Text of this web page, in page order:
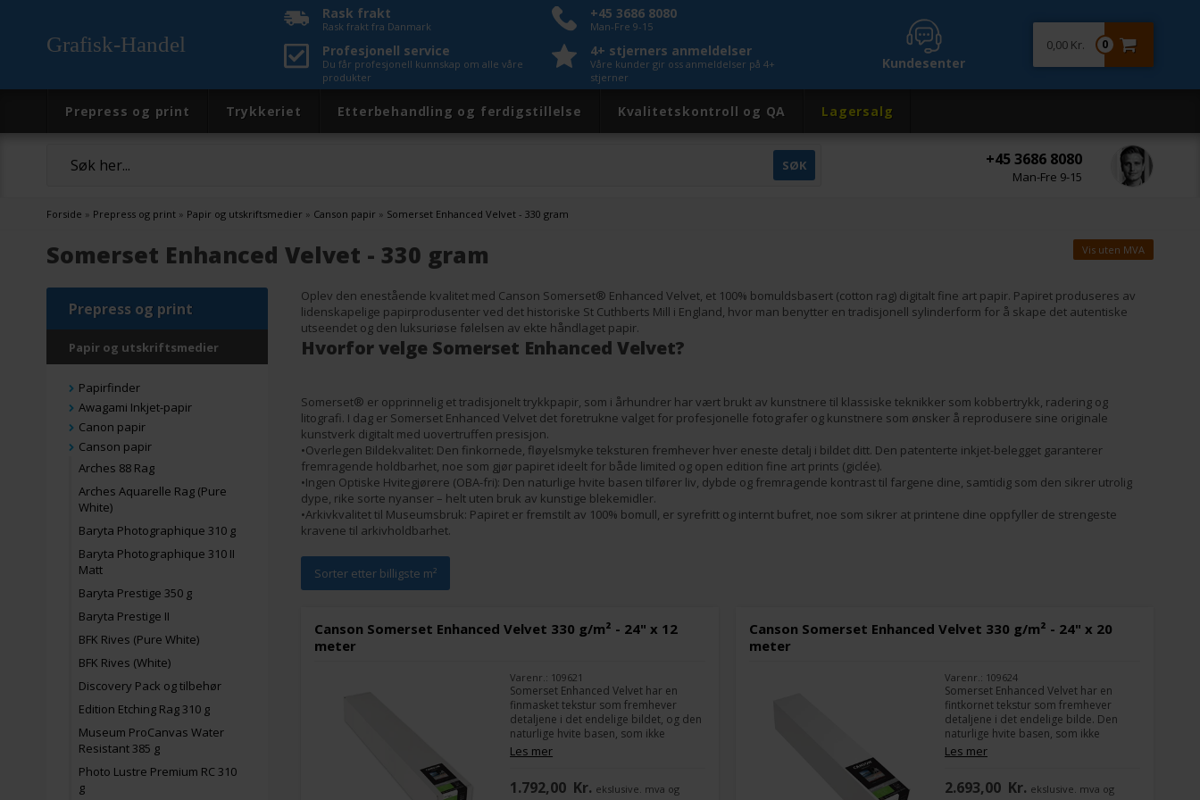
Grafisk-Handel
Rask frakt
Rask frakt fra Danmark
+45 3686 8080
Man-Fre 9-15
Profesjonell service
Du får profesjonell kunnskap om alle våre
produkter
4+ stjerners anmeldelser
Våre kunder gir oss anmeldelser på 4+
stjerner
+45 3686 8080
Man-Fre 9-15
Kundesenter
0
0,00 Kr.
Prepress og print Trykkeriet Etterbehandling og ferdigstillelse Kvalitetskontroll og QA Lagersalg
Forside » Prepress og print » Papir og utskriftsmedier » Canson papir » Somerset Enhanced Velvet - 330 gram
Vis uten MVA
Somerset Enhanced Velvet - 330 gram
Prepress og print
Papir og utskriftsmedier
Papirfinder
Awagami Inkjet-papir
Canon papir
Canson papir
Arches 88 Rag
Arches Aquarelle Rag (Pure
White)
Baryta Photographique 310 g
Baryta Photographique 310 II
Matt
Baryta Prestige 350 g
Baryta Prestige II
BFK Rives (Pure White)
BFK Rives (White)
Discovery Pack og tilbehør
Edition Etching Rag 310 g
Museum ProCanvas Water
Resistant 385 g
Photo Lustre Premium RC 310
g
Oplev den enestående kvalitet med Canson Somerset® Enhanced Velvet, et 100% bomuldsbasert (cotton rag) digitalt fine art papir. Papiret produseres av
lidenskapelige papirprodusenter ved det historiske St Cuthberts Mill i England, hvor man benytter en tradisjonell sylinderform for å skape det autentiske
utseendet og den luksuriøse følelsen av ekte håndlaget papir.
Hvorfor velge Somerset Enhanced Velvet?
Somerset® er opprinnelig et tradisjonelt trykkpapir, som i århundrer har vært brukt av kunstnere til klassiske teknikker som kobbertrykk, radering og
litografi. I dag er Somerset Enhanced Velvet det foretrukne valget for profesjonelle fotografer og kunstnere som ønsker å reprodusere sine originale
kunstverk digitalt med uovertruffen presisjon.
•Overlegen Bildekvalitet: Den finkornede, fløyelsmyke teksturen fremhever hver eneste detalj i bildet ditt. Den patenterte inkjet-belegget garanterer
fremragende holdbarhet, noe som gjør papiret ideelt for både limited og open edition fine art prints (giclée).
•Ingen Optiske Hvitegjørere (OBA-fri): Den naturlige hvite basen tilfører liv, dybde og fremragende kontrast til fargene dine, samtidig som den sikrer utrolig
dype, rike sorte nyanser – helt uten bruk av kunstige blekemidler.
•Arkivkvalitet til Museumsbruk: Papiret er fremstilt av 100% bomull, er syrefritt og internt bufret, noe som sikrer at printene dine oppfyller de strengeste
kravene til arkivholdbarhet.
Sorter etter billigste m²
Canson Somerset Enhanced Velvet 330 g/m² - 24" x 12
meter
Varenr.: 109621
Somerset Enhanced Velvet har en
finmasket tekstur som fremhever
detaljene i det endelige bildet, og den
naturlige hvite basen, som ikke
inneholder optiske lysende midler, gir
liv og dybde til fargen, utmerket
Les mer
1.792,00 Kr. ekslusive. mva og
Canson Somerset Enhanced Velvet 330 g/m² - 24" x 20
meter
Varenr.: 109624
Somerset Enhanced Velvet har en
fintkornet tekstur som fremhever
detaljene i det endelige bilde. Den
naturlige hvite basen, som ikke
inneholder optiske lysende midler, gir
liv og dybde til fargene, med utmerket
nyanser.
Les mer
2.693,00 Kr. ekslusive. mva og